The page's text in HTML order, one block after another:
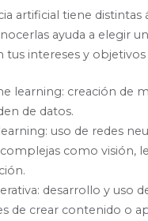
artificial tiene distintas
ayuda a elegir
tus intereses y
learning: creación de
de datos.
uso de redes
como visión,
desarrollo y uso
de crear contenido o